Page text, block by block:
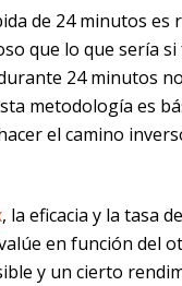
de 24 minutos es
que lo que sería
24 minutos
metodología es
el camino
, la eficacia y la tasa
en función del
y un cierto